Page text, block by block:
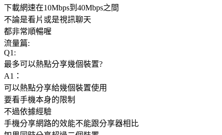
下載網速在10Mbps到40Mbps之間
不論是看片或是視訊聊天
都非常順暢喔
流量篇:
Q1:
最多可以熱點分享幾個裝置?
A1：
可以熱點分享給幾個裝置使用
要看手機本身的限制
不過依據經驗
手機分享網路的效能不能跟分享器相比